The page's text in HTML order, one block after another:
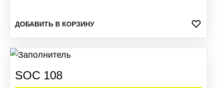
ДОБАВИТЬ В КОРЗИНУ
SOC 108